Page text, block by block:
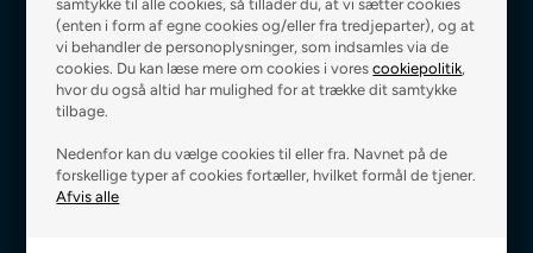
samtykke til alle cookies, så tillader du, at vi sætter cookies
(enten i form af egne cookies og/eller fra tredjeparter), og at
vi behandler de personoplysninger, som indsamles via de
cookies. Du kan læse mere om cookies i vorescookiepolitik,
hvor du også altid har mulighed for at trække dit samtykke
tilbage.
Nedenfor kan du vælge cookies til eller fra. Navnet på de
forskellige typer af cookies fortæller, hvilket formål de tjener.
Fri fragt ved 499 kr.,- Levering 0-3 hverdage
Godkendt af E-mærket